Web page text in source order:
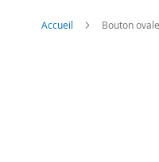
Accueil Bouton